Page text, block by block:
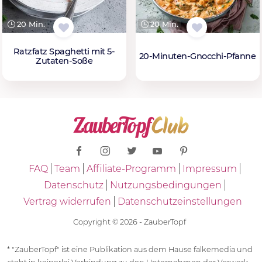
20 Min.
Ratzfatz Spaghetti mit 5-
Zutaten-Soße
20 Min.
20-Minuten-Gnocchi-Pfanne
FAQ Team Affiliate-Programm
Impressum
Datenschutz
Nutzungsbedingungen
Vertrag widerrufen
Datenschutzeinstellungen
Copyright © 2026 - ZauberTopf
* "ZauberTopf" ist eine Publikation aus dem Hause falkemedia und